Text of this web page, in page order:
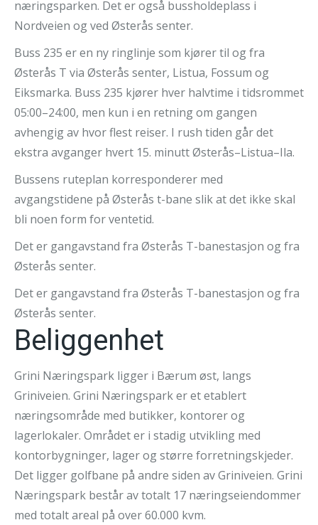
næringsparken. Det er også bussholdeplass i
Nordveien og ved Østerås senter.
Buss 235 er en ny ringlinje som kjører til og fra
Østerås T via Østerås senter, Listua, Fossum og
Eiksmarka. Buss 235 kjører hver halvtime i tidsrommet
05:00–24:00, men kun i en retning om gangen
avhengig av hvor flest reiser. I rush tiden går det
ekstra avganger hvert 15. minutt Østerås–Listua–Ila.
Bussens ruteplan korresponderer med
avgangstidene på Østerås t-bane slik at det ikke skal
bli noen form for ventetid.
Det er gangavstand fra Østerås T-banestasjon og fra
Østerås senter.
Det er gangavstand fra Østerås T-banestasjon og fra
Østerås senter.
Beliggenhet
Grini Næringspark ligger i Bærum øst, langs
Griniveien. Grini Næringspark er et etablert
næringsområde med butikker, kontorer og
lagerlokaler. Området er i stadig utvikling med
kontorbygninger, lager og større forretningskjeder.
Det ligger golfbane på andre siden av Griniveien. Grini
Næringspark består av totalt 17 næringseiendommer
med totalt areal på over 60.000 kvm.